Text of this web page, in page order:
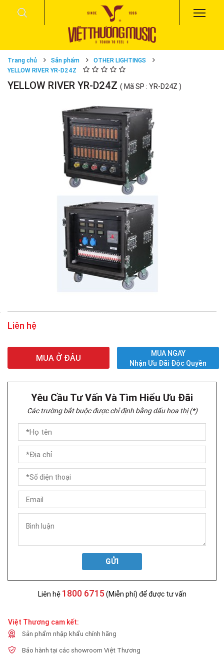
Trang chủ Sản phẩm
OTHER LIGHTINGS
YELLOW RIVER YR-D24Z
YELLOW RIVER YR-D24Z ( Mã SP : YR-D24Z )
Liên hệ
MUA Ở ĐÂU
MUA NGAY
Nhận Ưu Đãi Độc Quyền
Yêu Cầu Tư Vấn Và Tìm Hiểu Ưu Đãi
Các trường bắt buộc được chỉ định bằng dấu hoa thị (*)
GỬI
Liên hệ 1800 6715 (Miễn phí) để được tư vấn
Việt Thương cam kết:
Sản phẩm nhập khẩu chính hãng
Bảo hành tại các showroom Việt Thương